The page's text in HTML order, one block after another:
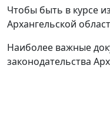
Чтобы быть в курсе
Архангельской
Наиболее важные
законодательства